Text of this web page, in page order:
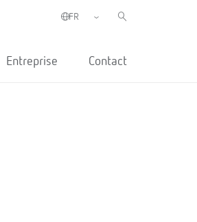
Entreprise Contact